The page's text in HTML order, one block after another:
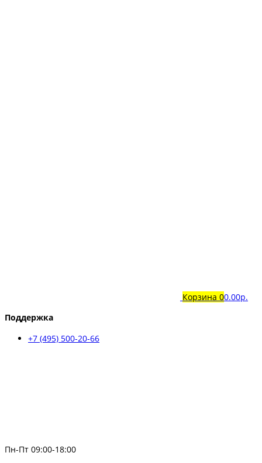
Корзина 00.00р.
Поддержка
+7 (495) 500-20-66
Пн-Пт 09:00-18:00